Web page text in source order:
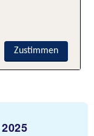
Zustimmen